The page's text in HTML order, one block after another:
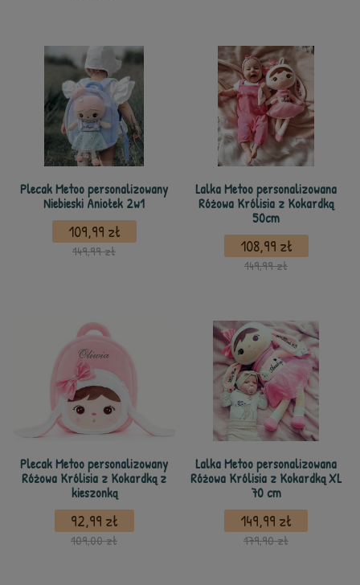
Plecak Metoo personalizowany
Niebieski Aniołek 2w1
109,99 zł
149,99 zł
Lalka Metoo personalizowana
Różowa Królisia z Kokardką
50cm
108,99 zł
149,99 zł
Plecak Metoo personalizowany
Różowa Królisia z Kokardką z
kieszonką
92,99 zł
109,00 zł
Lalka Metoo personalizowana
Różowa Królisia z Kokardką XL
70 cm
149,99 zł
179,90 zł